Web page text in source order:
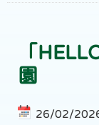
「
園
26/02/